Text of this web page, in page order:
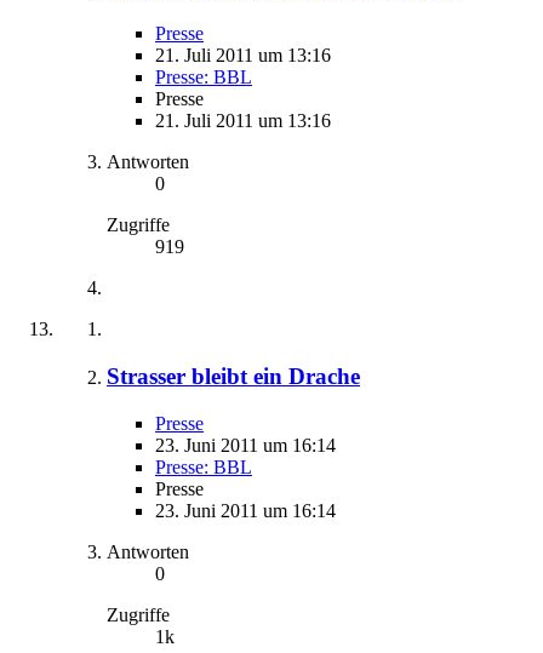
Presse
21. Juli 2011 um 13:16
Presse: BBL
Presse
21. Juli 2011 um 13:16
Antworten
0
Zugriffe
919
Strasser bleibt ein Drache
Presse
23. Juni 2011 um 16:14
Presse: BBL
Presse
23. Juni 2011 um 16:14
Antworten
0
Zugriffe
1k